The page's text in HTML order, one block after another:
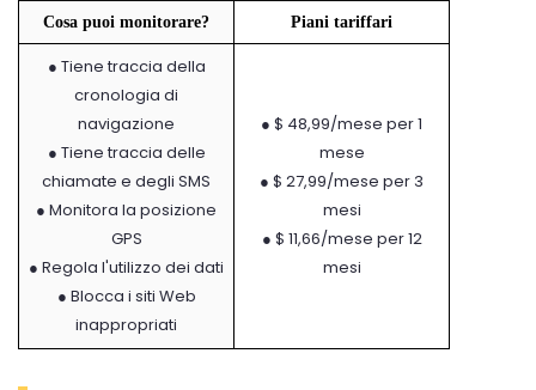
Cosa puoi monitorare? Piani tariffari
● Tiene traccia della
cronologia di
navigazione
● Tiene traccia delle
chiamate e degli SMS
● Monitora la posizione
GPS
● Regola l'utilizzo dei dati
● Blocca i siti Web
inappropriati
● $ 48,99/mese per 1
mese
● $ 27,99/mese per 3
mesi
● $ 11,66/mese per 12
mesi